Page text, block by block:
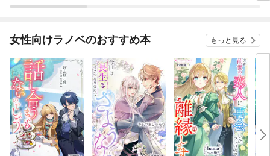
女性向けラノベのおすすめ本 もっと見る